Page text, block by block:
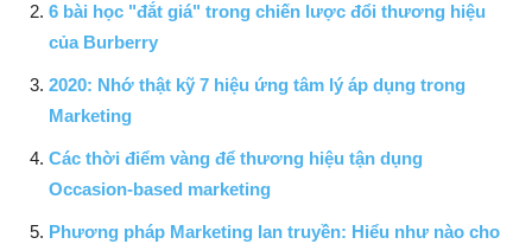
6 bài học "đắt giá" trong chiến lược đổi thương hiệu
của Burberry
2020: Nhớ thật kỹ 7 hiệu ứng tâm lý áp dụng trong
Marketing
Các thời điểm vàng để thương hiệu tận dụng
Occasion-based marketing
Phương pháp Marketing lan truyền: Hiểu như nào cho